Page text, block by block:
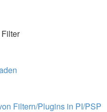
Filtern/Plugins in PI/PSP